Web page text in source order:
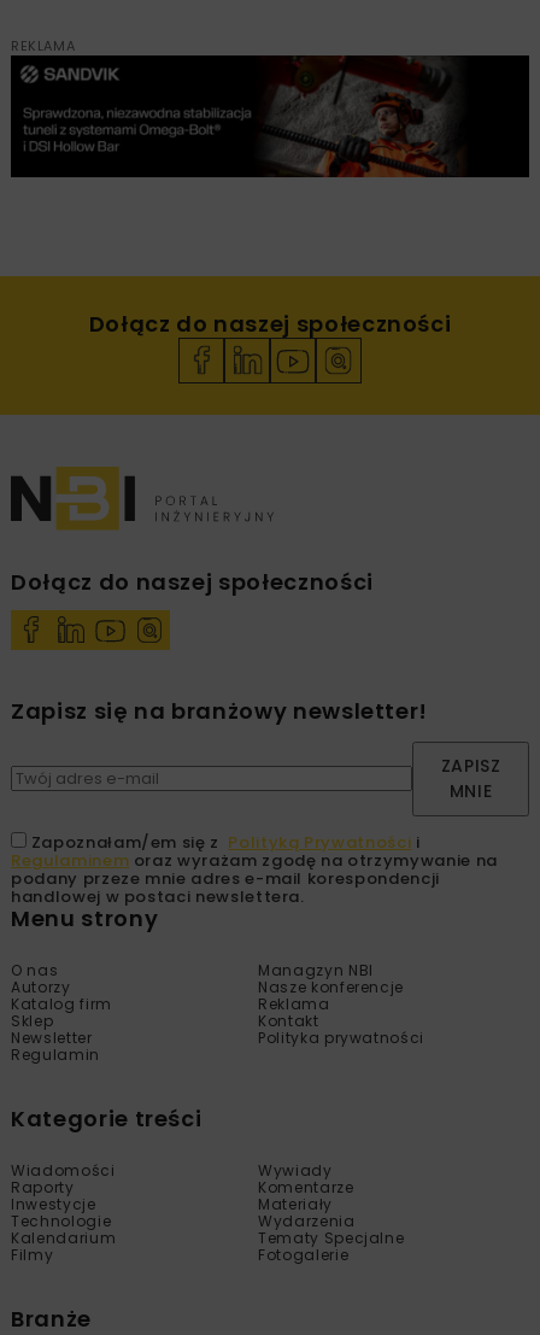
REKLAMA
Dołącz do naszej społeczności
Dołącz do naszej społeczności
Zapisz się na branżowy newsletter!
ZAPISZ
MNIE
Zapoznałam/em się z Polityką Prywatności i
Regulaminem oraz wyrażam zgodę na otrzymywanie na
podany przeze mnie adres e-mail korespondencji
handlowej w postaci newslettera.
Menu strony
O nas
Managzyn NBI
Autorzy
Nasze konferencje
Katalog firm
Reklama
Sklep
Kontakt
Newsletter
Polityka prywatności
Regulamin
Kategorie treści
Wiadomości
Wywiady
Raporty
Komentarze
Inwestycje
Materiały
Technologie
Wydarzenia
Kalendarium
Tematy Specjalne
Filmy
Fotogalerie
Branże